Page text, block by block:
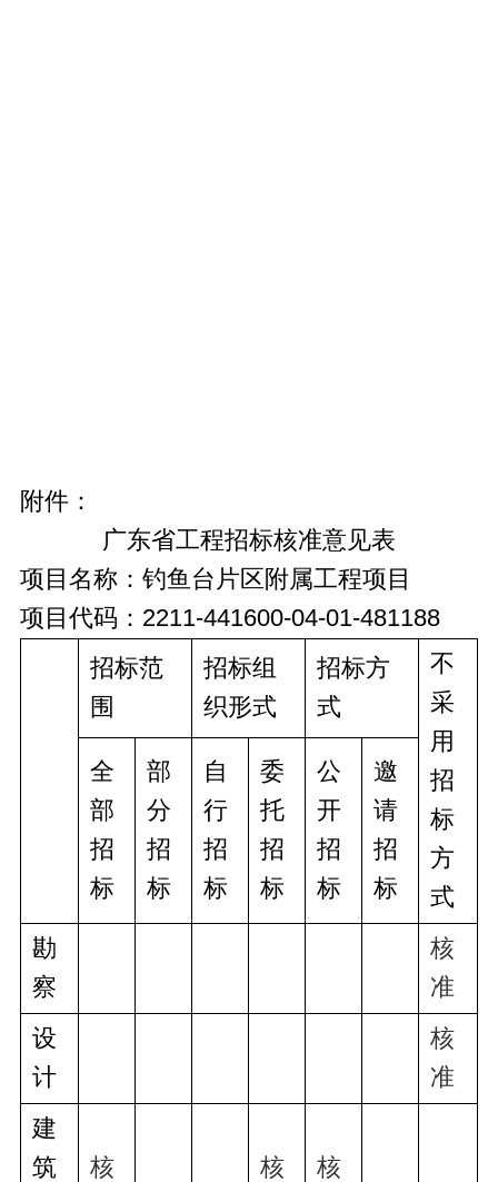
附件：
广东省工程招标核准意见表
项目名称：钓鱼台片区附属工程项目
项目代码：2211-441600-04-01-481188
招标范
围
招标组
织形式
招标方
式
不
采
用
招
标
方
式
全
部
招
标
部
分
招
标
自
行
招
标
委
托
招
标
公
开
招
标
邀
请
招
标
勘
察
核
准
设
计
核
准
建
筑
核
核
核